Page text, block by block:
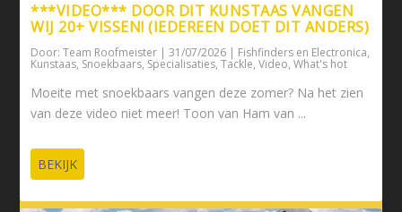
***VIDEO*** DOOR DIT KUNSTAAS VANGEN
WIJ 20+ VISSEN! (IEDEREEN DOET DIT ANDERS)
Door:Team Roofmeister |31/07/2026 | Fishfinders en Electronica,
Kunstaas, Snoekbaars, Specialisaties,Tackle,Video,What's hot
Moeite met snoekbaars vangen deze zomer? Na het zien
van deze video niet meer! Toon van Ham van ...
BEKIJK